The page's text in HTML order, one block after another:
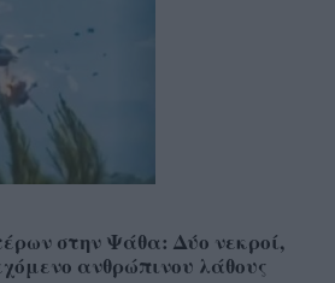
στην Ψάθα: Δύο νεκροί,
ανθρώπινου λάθους